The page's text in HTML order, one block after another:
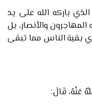
باركه الله على يد
والأنصار، بل
بقية الناس مما تبقى
عَنْهُ، قَالَ: